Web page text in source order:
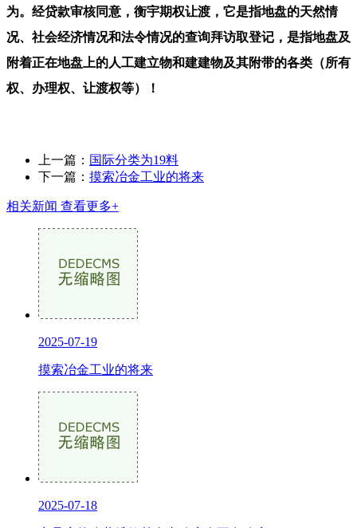
上一篇： 国际分类为19料
下一篇： 摸索冶金工业的将来
相关新闻 查看更多+
2025-07-19
摸索冶金工业的将来
2025-07-18